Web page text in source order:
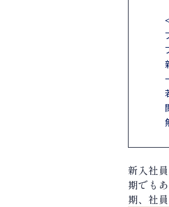
新入社
期でも
期、社